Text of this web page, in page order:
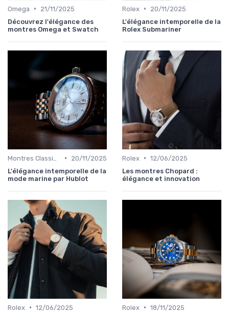
Omega •
21/11/2025
Découvrez l'élégance des
montres Omega et Swatch
Rolex •
20/11/2025
L'élégance intemporelle de la
Rolex Submariner
•
20/11/2025
L'élégance intemporelle de la
mode marine par Hublot
Rolex • 12/06/2025
Les montres Chopard :
élégance et innovation
Rolex • 12/06/2025
Rolex • 18/11/2025